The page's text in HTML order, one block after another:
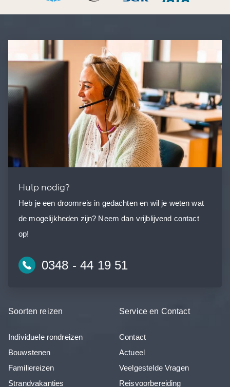
Hulp nodig?
Heb je een droomreis in gedachten en wil je weten wat
de mogelijkheden zijn? Neem dan vrijblijvend contact
op!
0348 - 44 19 51
Soorten reizen
Individuele rondreizen
Bouwstenen
Familiereizen
Strandvakanties
Service en Contact
Contact
Actueel
Veelgestelde Vragen
Reisvoorbereiding